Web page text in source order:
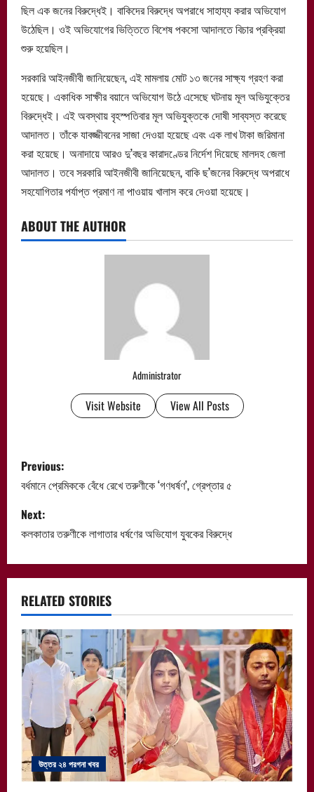
ছিল এক জনের বিরুদ্ধেই। বাকিদের বিরুদ্ধে অপরাধে সাহায্য করার অভিযোগ
উঠেছিল। ওই অভিযোগের ভিত্তিতে বিশেষ পকসো আদালতে বিচার প্রক্রিয়া
শুরু হয়েছিল।
সরকারি আইনজীবী জানিয়েছেন, এই মামলায় মোট ১৩ জনের সাক্ষ্য গ্রহণ করা
হয়েছে। একাধিক সাক্ষীর বয়ানে অভিযোগ উঠে এসেছে ঘটনায় মূল অভিযুক্তের
বিরুদ্ধেই। এই অবস্থায় বৃহস্পতিবার মূল অভিযুক্তকে দোষী সাব্যস্ত করেছে
আদালত। তাঁকে যাবজ্জীবনের সাজা দেওয়া হয়েছে এবং এক লাখ টাকা জরিমানা
করা হয়েছে। অনাদায়ে আরও দু’বছর কারাদণ্ডের নির্দেশ দিয়েছে মালদহ জেলা
আদালত। তবে সরকারি আইনজীবী জানিয়েছেন, বাকি ছ’জনের বিরুদ্ধে অপরাধে
সহযোগিতার পর্যাপ্ত প্রমাণ না পাওয়ায় খালাস করে দেওয়া হয়েছে।
ABOUT THE AUTHOR
Administrator
Visit Website View All Posts
P
o
s
t
n
a
v
i
g
a
t
i
Previous:
বর্ধমানে প্রেমিককে বেঁধে রেখে তরুণীকে ‘গণধর্ষণ’, গ্রেপ্তার ৫
Next:
কলকাতার তরুণীকে লাগাতার ধর্ষণের অভিযোগ যুবকের বিরুদ্ধে
RELATED STORIES
উত্তর ২৪ পরগনা খবর